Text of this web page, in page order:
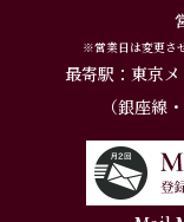
※営業日は変更さ
最寄駅：東京
（銀座線